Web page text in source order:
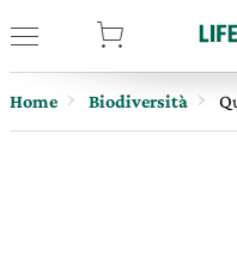
Home Biodiversità